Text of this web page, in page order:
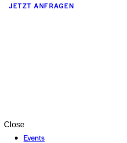
JETZT ANFRAGEN
Close
Events